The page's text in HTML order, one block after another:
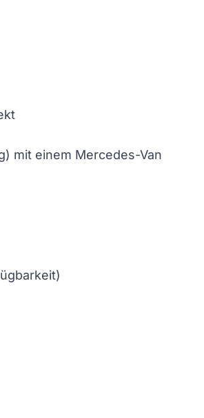
mit einem Mercedes-Van